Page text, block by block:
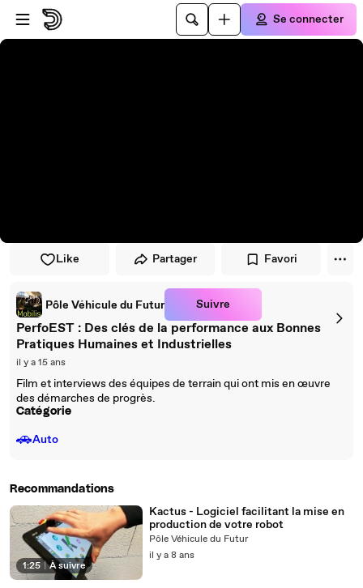
Passer au player
Passer au contenu principal
Se connecter
Like Partager Favori
Pôle Véhicule du Futur Suivre
PerfoEST : Des clés de la performance aux Bonnes
Pratiques Humaines et Industrielles
il y a 15 ans
Film et interviews des équipes de terrain qui ont mis en œuvre
des démarches de progrès.
Catégorie
🚗Auto
Recommandations
1:25 | À suivre
Kactus - Logiciel facilitant la mise en
production de votre robot
Pôle Véhicule du Futur
il y a 8 ans